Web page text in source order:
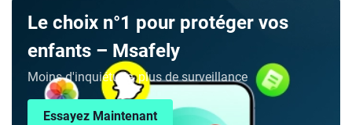
Le choix n°1 pour protéger vos
enfants – Msafely
Moins d'inquiétude, plus de surveillance
Essayez Maintenant